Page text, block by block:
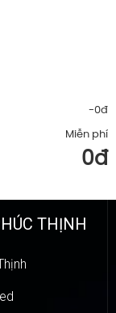
-0đ
Miễn phí
0đ
THỊNH